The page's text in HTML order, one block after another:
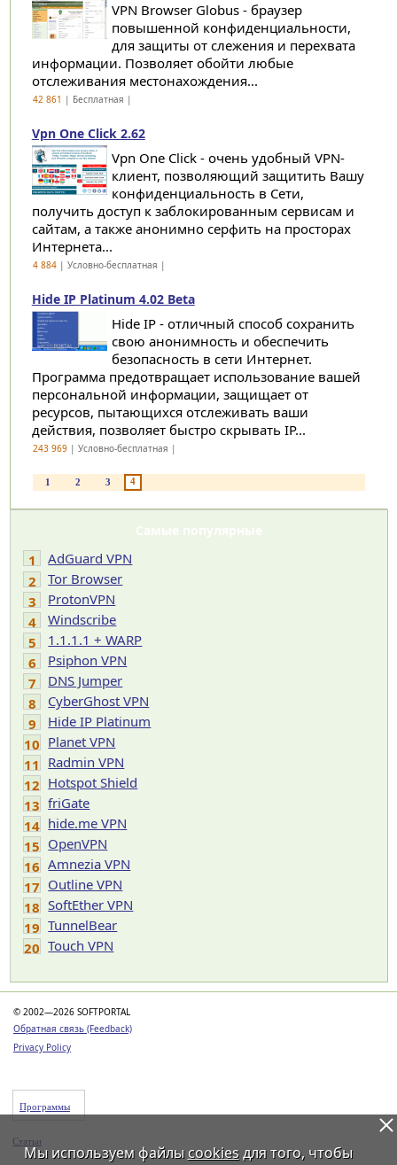
VPN Browser Globus - браузер
повышенной конфиденциальности,
для защиты от слежения и перехвата
информации. Позволяет обойти любые
отслеживания местонахождения...
42 861 | Бесплатная |
Vpn One Click 2.62
Vpn One Click - очень удобный VPN-
клиент, позволяющий защитить Вашу
конфиденциальность в Сети,
получить доступ к заблокированным сервисам и
сайтам, а также анонимно серфить на просторах
Интернета...
4 884| Условно-бесплатная |
Hide IP Platinum 4.02 Beta
Hide IP - отличный способ сохранить
свою анонимность и обеспечить
безопасность в сети Интернет.
Программа предотвращает использование вашей
персональной информации, защищает от
ресурсов, пытающихся отслеживать ваши
действия, позволяет быстро скрывать IP...
243 969| Условно-бесплатная |
1 2 3 4
Самые популярные
1
AdGuard VPN
2
Tor Browser
3
ProtonVPN
4
Windscribe
5
1.1.1.1 + WARP
6
Psiphon VPN
7
DNS Jumper
8
CyberGhost VPN
9
Hide IP Platinum
10 Planet VPN
11 Radmin VPN
12 Hotspot Shield
13 friGate
14 hide.me VPN
15 OpenVPN
16 Amnezia VPN
17 Outline VPN
18 SoftEther VPN
19 TunnelBear
20 Touch VPN
© 2002—2026 SOFTPORTAL
Обратная связь (Feedback)
Privacy Policy
Программы
Статьи
Мы используем файлы cookiesдля того, чтобы